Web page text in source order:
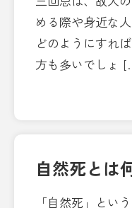
める際や身近な
どのようにすれ
方も多いでしょ
自然死とは
「自然死」とい